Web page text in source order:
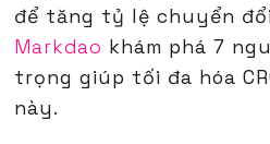
để tăng tỷ lệ chuyển
Markdao khám phá 7
trọng giúp tối đa hóa
này.